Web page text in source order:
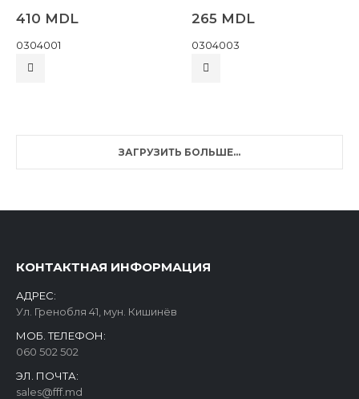
410 MDL
0304001
265 MDL
0304003
ЗАГРУЗИТЬ БОЛЬШЕ...
КОНТАКТНАЯ ИНФОРМАЦИЯ
АДРЕС:
Ул. Гренобля 41, мун. Кишинёв
МОБ. ТЕЛЕФОН:
060 502 502
ЭЛ. ПОЧТА:
sales@fff.md